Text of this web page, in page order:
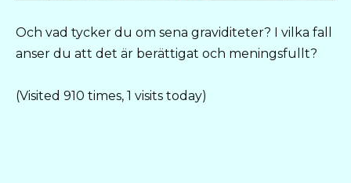
Och vad tycker du om sena graviditeter? I vilka fall
anser du att det är berättigat och meningsfullt?
(Visited 910 times, 1 visits today)